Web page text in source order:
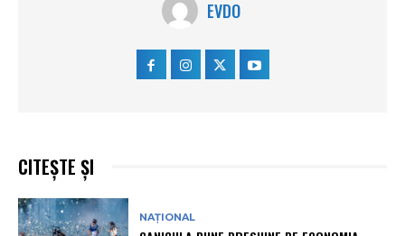
EVDO
CITEȘTE ȘI
NAȚIONAL